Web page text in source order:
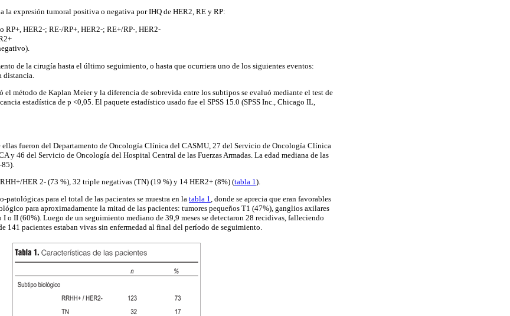
la expresión tumoral positiva o negativa por IHQ de HER2, RE y RP:
RP+, HER2-; RE-/RP+, HER2-; RE+/RP-, HER2-
de la cirugía hasta el último seguimiento, o hasta que ocurriera uno de los siguientes eventos:
el método de Kaplan Meier y la diferencia de sobrevida entre los subtipos se evaluó mediante el test de
estadística de p <0,05. El paquete estadístico usado fue el SPSS 15.0 (SPSS Inc., Chicago IL,
ellas fueron del Departamento de Oncología Clínica del CASMU, 27 del Servicio de Oncología Clínica
y 46 del Servicio de Oncología del Hospital Central de las Fuerzas Armadas. La edad mediana de las
85).
HER 2- (73 %), 32 triple negativas (TN) (19 %) y 14 HER2+ (8%) (tabla 1).
patológicas para el total de las pacientes se muestra en la tabla 1, donde se aprecia que eran favorables
para aproximadamente la mitad de las pacientes: tumores pequeños T1 (47%), ganglios axilares
o II (60%). Luego de un seguimiento mediano de 39,9 meses se detectaron 28 recidivas, falleciendo
141 pacientes estaban vivas sin enfermedad al final del período de seguimiento.